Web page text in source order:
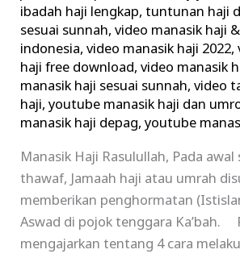
ibadah haji lengkap,tuntunan haji
sesuai sunnah,video manasik haji
indonesia,video manasik haji 2022,
haji free download,video manasik
manasik haji sesuai sunnah,video
haji,youtube manasik haji dan
manasik haji depag,youtube
Manasik Haji Rasulullah, Pada
thawaf, Jamaah haji atau umrah
memberikan penghormatan
Aswad di pojok tenggara Ka’bah.
mengajarkan tentang 4 cara